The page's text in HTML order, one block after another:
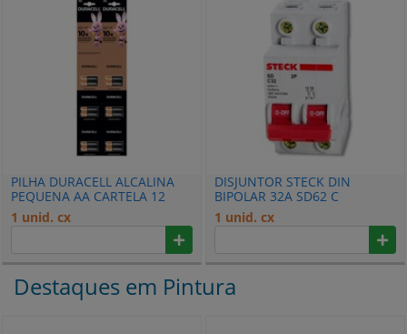
PILHA DURACELL ALCALINA
PEQUENA AA CARTELA 12
PECAS 5014642
1 unid. cx
DISJUNTOR STECK DIN
BIPOLAR 32A SD62 C
SDD62C32
1 unid. cx
Destaques em Pintura